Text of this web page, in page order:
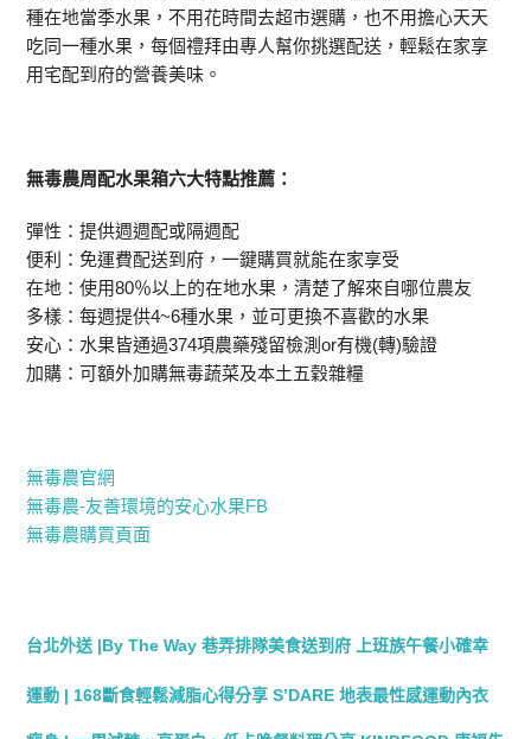
種在地當季水果，不用花時間去超市選購，也不用擔心天天
吃同一種水果，每個禮拜由專人幫你挑選配送，輕鬆在家享
用宅配到府的營養美味。
無毒農周配水果箱六大特點推薦：
彈性：提供週週配或隔週配
便利：免運費配送到府，一鍵購買就能在家享受
在地：使用80％以上的在地水果，清楚了解來自哪位農友
多樣：每週提供4~6種水果，並可更換不喜歡的水果
安心：水果皆通過374項農藥殘留檢測or有機(轉)驗證
加購：可額外加購無毒蔬菜及本土五穀雜糧
無毒農官網
無毒農-友善環境的安心水果FB
無毒農購買頁面
台北外送 |By The Way 巷弄排隊美食送到府 上班族午餐小確幸
運動 | 168斷食輕鬆減脂心得分享 S’DARE 地表最性感運動內衣